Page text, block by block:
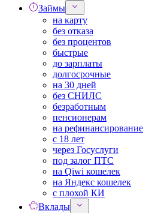
Займы
на карту
без отказа
без процентов
быстрые
до зарплаты
долгосрочные
на 30 дней
без СНИЛС
безработным
пенсионерам
на рефинансирование
с 18 лет
через Госуслуги
под залог ПТС
на Qiwi кошелек
на Яндекс кошелек
с плохой КИ
Вклады